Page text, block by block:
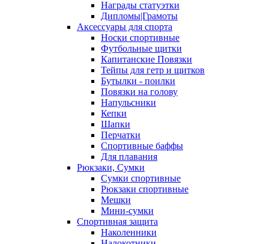
Награды статуэтки
Дипломы|Грамоты
Аксессуары для спорта
Носки спортивные
Футбольные щитки
Капитанские Повязки
Тейпы для гетр и щитков
Бутылки - поилки
Повязки на голову
Напульсники
Кепки
Шапки
Перчатки
Спортивные баффы
Для плавания
Рюкзаки, Сумки
Сумки спортивные
Рюкзаки спортивные
Мешки
Мини-сумки
Спортивная защита
Наколенники